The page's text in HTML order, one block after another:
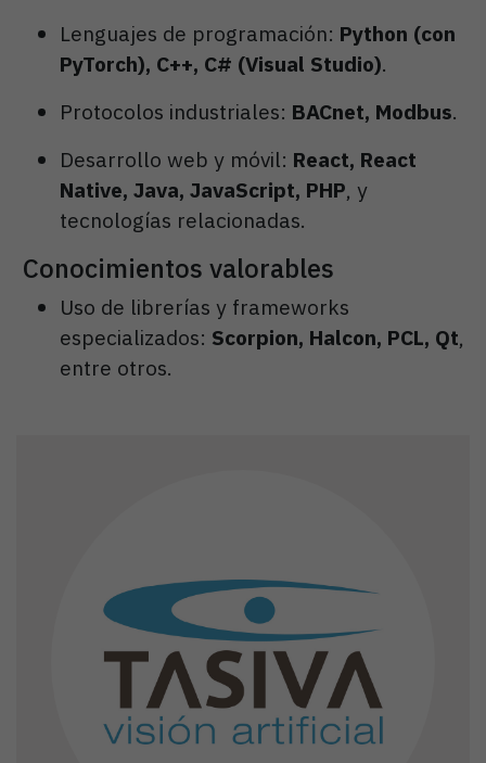
Lenguajes de programación: Python (con
PyTorch), C++, C# (Visual Studio).
Protocolos industriales: BACnet, Modbus.
Desarrollo web y móvil: React, React
Native, Java, JavaScript, PHP, y
tecnologías relacionadas.
Conocimientos valorables
Uso de librerías y frameworks
especializados: Scorpion, Halcon, PCL, Qt,
entre otros.